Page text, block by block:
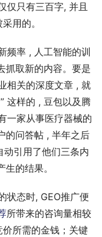
仅只有三百字, 并且
用的。
频率 , 人工智能的训
抓取新的内容。要是
相关的深度文章 , 就
这样的 , 豆包以及腾
一家从事医疗器械的
的问答帖 , 半年之后
引用了他们三条内
的结果。
状态时, GEO推广便
所带来的咨询量相较
所需的金钱；关键